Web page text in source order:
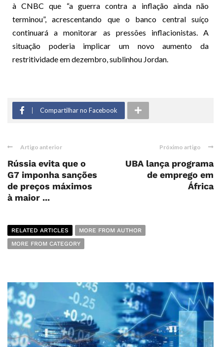
à CNBC que “a guerra contra a inflação ainda não
terminou”, acrescentando que o banco central suíço
continuará a monitorar as pressões inflacionistas. A
situação poderia implicar um novo aumento da
restritividade em dezembro, sublinhou Jordan.
Compartilhar no Facebook
Artigo anterior
Rússia evita que o
G7 imponha sanções
de preços máximos
à maior ...
Próximo artigo
UBA lança programa
de emprego em
África
RELATED ARTICLES
MORE FROM AUTHOR
MORE FROM CATEGORY